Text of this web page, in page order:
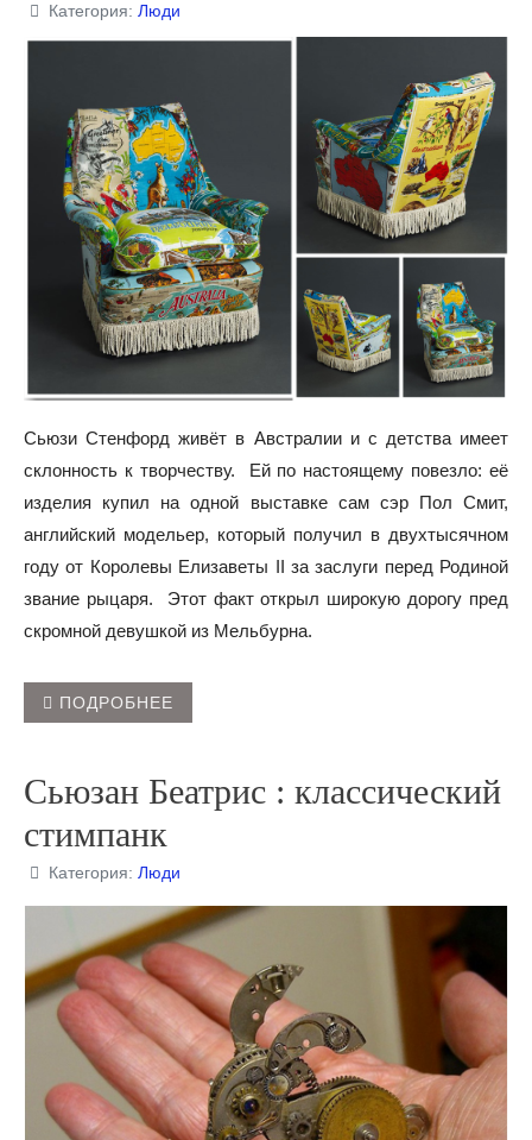
Категория: Люди
Сьюзи Стенфорд живёт в Австралии и с детства имеет
склонность к творчеству. Ей по настоящему повезло: её
изделия купил на одной выставке сам сэр Пол Смит,
английский модельер, который получил в двухтысячном
году от Королевы Елизаветы II за заслуги перед Родиной
звание рыцаря. Этот факт открыл широкую дорогу пред
скромной девушкой из Мельбурна.
ПОДРОБНЕЕ
Сьюзан Беатрис : классический
стимпанк
Категория: Люди